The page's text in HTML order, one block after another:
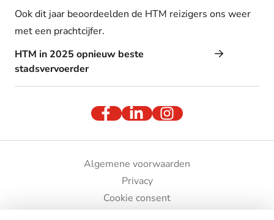
Ook dit jaar beoordeelden de HTM reizigers ons weer
met een prachtcijfer.
HTM in 2025 opnieuw beste
stadsvervoerder
Algemene voorwaarden
Privacy
Cookie consent